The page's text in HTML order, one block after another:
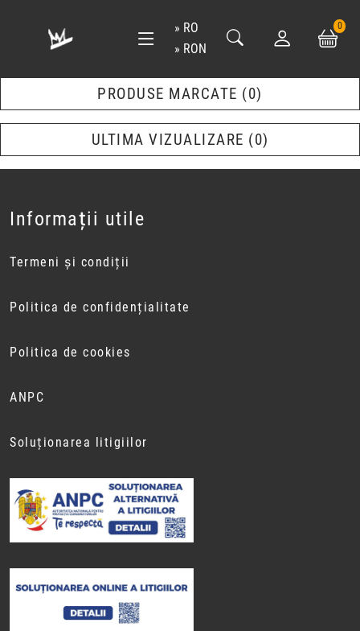
RO
RON
0
PRODUSE MARCATE 0
ULTIMA VIZUALIZARE 0
Informații utile
Termeni și condiții
Politica de confidențialitate
Politica de cookies
ANPC
Soluționarea litigiilor